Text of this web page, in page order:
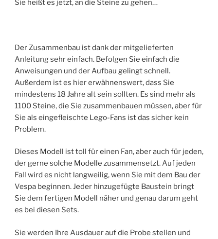
Sie heißt es jetzt, an die Steine zu gehen…
Der Zusammenbau ist dank der mitgelieferten
Anleitung sehr einfach. Befolgen Sie einfach die
Anweisungen und der Aufbau gelingt schnell.
Außerdem ist es hier erwähnenswert, dass Sie
mindestens 18 Jahre alt sein sollten. Es sind mehr als
1100 Steine, die Sie zusammenbauen müssen, aber für
Sie als eingefleischte Lego-Fans ist das sicher kein
Problem.
Dieses Modell ist toll für einen Fan, aber auch für jeden,
der gerne solche Modelle zusammensetzt. Auf jeden
Fall wird es nicht langweilig, wenn Sie mit dem Bau der
Vespa beginnen. Jeder hinzugefügte Baustein bringt
Sie dem fertigen Modell näher und genau darum geht
es bei diesen Sets.
Sie werden Ihre Ausdauer auf die Probe stellen und